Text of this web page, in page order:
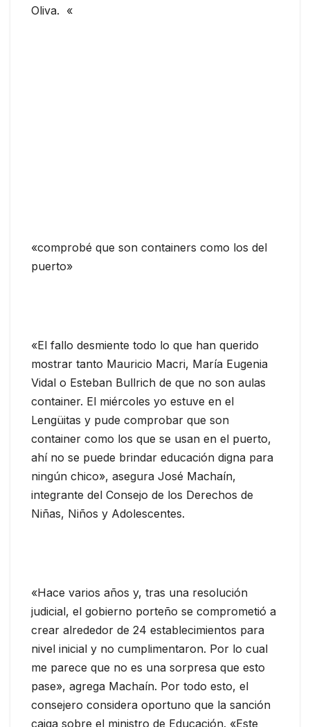
Oliva. «
«comprobé que son containers como los del
puerto»
«El fallo desmiente todo lo que han querido
mostrar tanto Mauricio Macri, María Eugenia
Vidal o Esteban Bullrich de que no son aulas
container. El miércoles yo estuve en el
Lengüitas y pude comprobar que son
container como los que se usan en el puerto,
ahí no se puede brindar educación digna para
ningún chico», asegura José Machaín,
integrante del Consejo de los Derechos de
Niñas, Niños y Adolescentes.
«Hace varios años y, tras una resolución
judicial, el gobierno porteño se comprometió a
crear alrededor de 24 establecimientos para
nivel inicial y no cumplimentaron. Por lo cual
me parece que no es una sorpresa que esto
pase», agrega Machaín. Por todo esto, el
consejero considera oportuno que la sanción
caiga sobre el ministro de Educación. «Este